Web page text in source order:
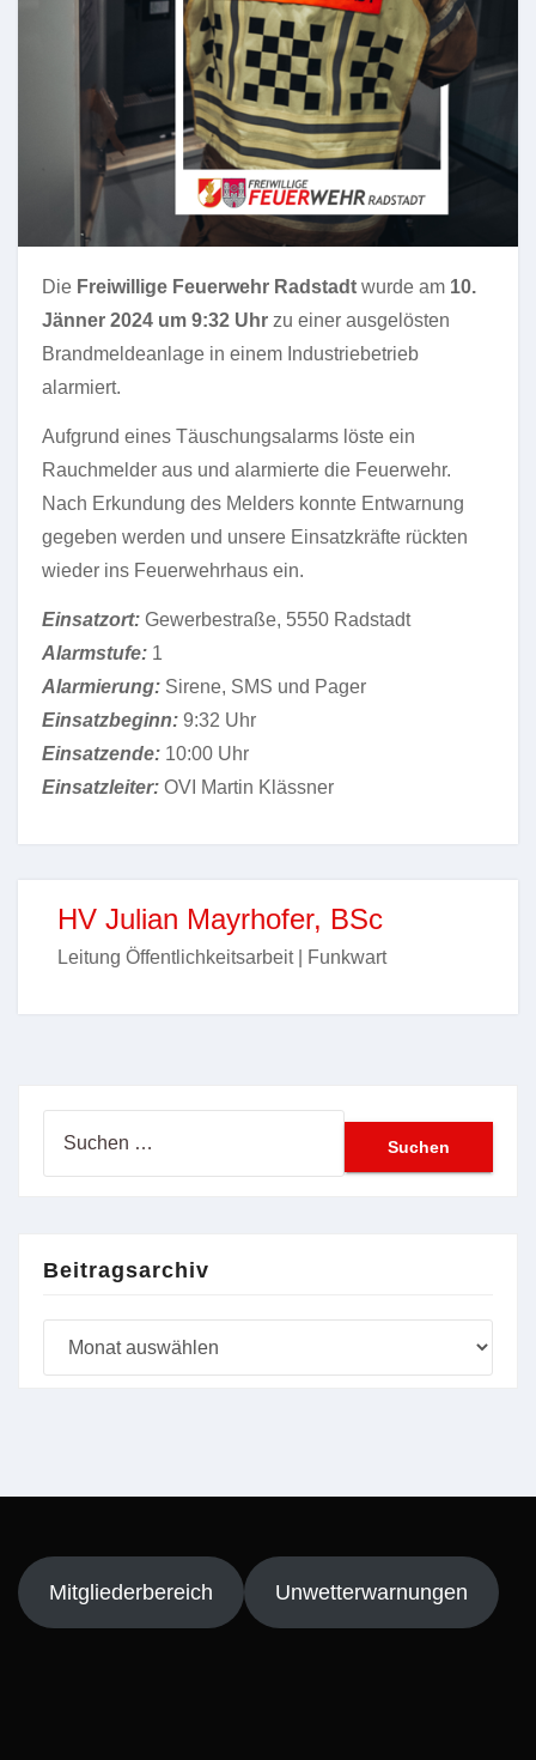
Die Freiwillige Feuerwehr Radstadt wurde am 10.
Jänner 2024 um 9:32 Uhr zu einer ausgelösten
Brandmeldeanlage in einem Industriebetrieb
alarmiert.
Aufgrund eines Täuschungsalarms löste ein
Rauchmelder aus und alarmierte die Feuerwehr.
Nach Erkundung des Melders konnte Entwarnung
gegeben werden und unsere Einsatzkräfte rückten
wieder ins Feuerwehrhaus ein.
Einsatzort: Gewerbestraße, 5550 Radstadt
Alarmstufe: 1
Alarmierung: Sirene, SMS und Pager
Einsatzbeginn: 9:32 Uhr
Einsatzende: 10:00 Uhr
Einsatzleiter: OVI Martin Klässner
HV Julian Mayrhofer, BSc
Leitung Öffentlichkeitsarbeit | Funkwart
Beitragsarchiv
Mitgliederbereich Unwetterwarnungen